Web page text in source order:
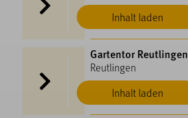
Inhalt laden
Inhalt laden
Gartentor Reutlingen
Reutlingen